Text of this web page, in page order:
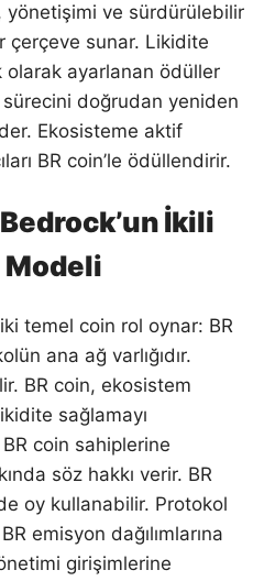
yönetişimi ve sürdürülebilir
çerçeve sunar. Likidite
olarak ayarlanan ödüller
sürecini doğrudan yeniden
Ekosisteme aktif
BR coin’le ödüllendirir.
İkili
Modeli
temel coin rol oynar: BR
ana ağ varlığıdır.
BR coin, ekosistem
sağlamayı
BR coin sahiplerine
söz hakkı verir. BR
oy kullanabilir. Protokol
emisyon dağılımlarına
girişimlerine